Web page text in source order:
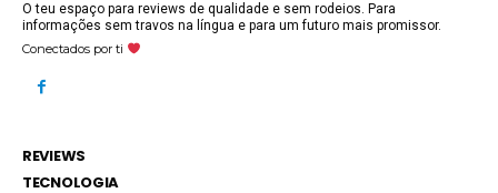
O teu espaço para reviews de qualidade e sem rodeios. Para
informações sem travos na língua e para um futuro mais promissor.
Conectados por ti
REVIEWS
TECNOLOGIA